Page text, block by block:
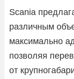
Scania
различным
максимально
позволяя
от